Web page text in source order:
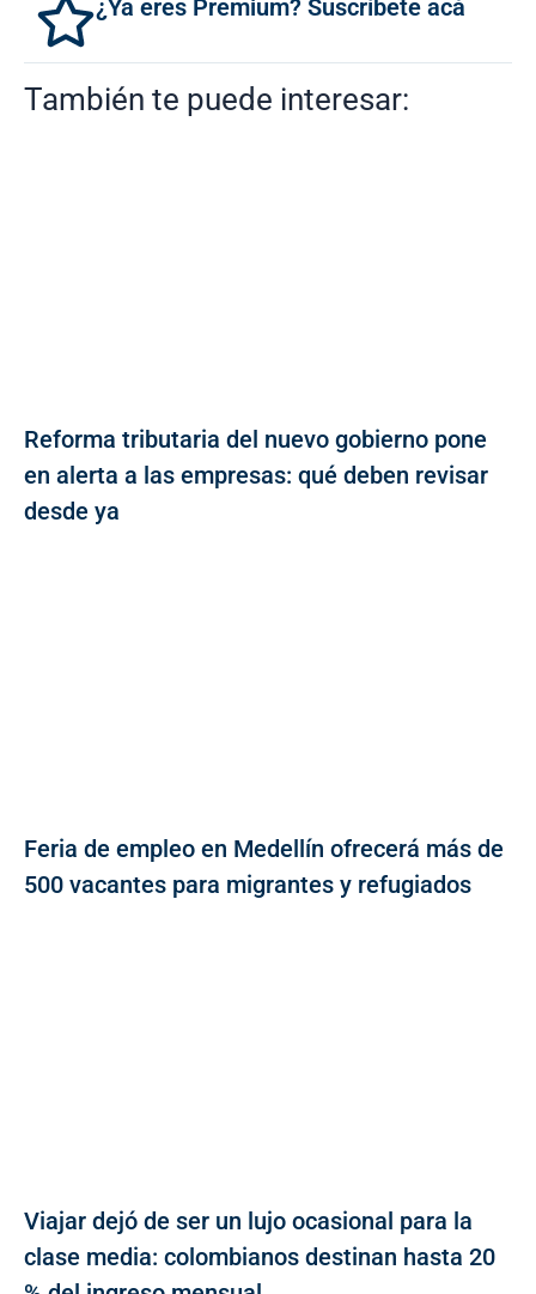
¿Ya eres Premium? Suscríbete acá
También te puede interesar:
Reforma tributaria del nuevo gobierno pone
en alerta a las empresas: qué deben revisar
desde ya
Feria de empleo en Medellín ofrecerá más de
500 vacantes para migrantes y refugiados
Viajar dejó de ser un lujo ocasional para la
clase media: colombianos destinan hasta 20